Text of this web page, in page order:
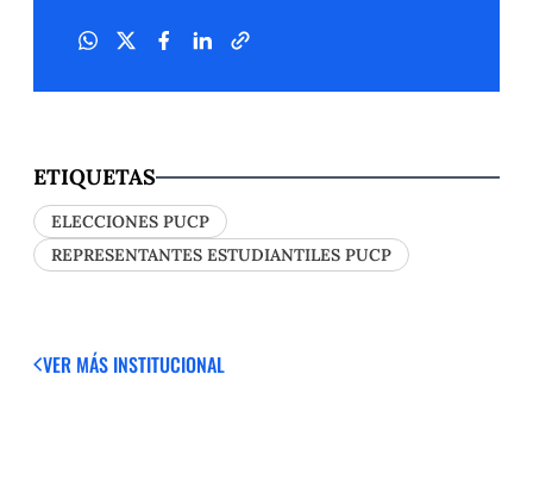
ETIQUETAS
ELECCIONES PUCP
REPRESENTANTES ESTUDIANTILES PUCP
VER MÁS INSTITUCIONAL